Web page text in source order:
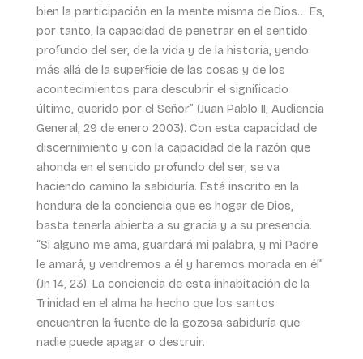
bien la participación en la mente misma de Dios… Es,
por tanto, la capacidad de penetrar en el sentido
profundo del ser, de la vida y de la historia, yendo
más allá de la superficie de las cosas y de los
acontecimientos para descubrir el significado
último, querido por el Señor” (Juan Pablo II, Audiencia
General, 29 de enero 2003). Con esta capacidad de
discernimiento y con la capacidad de la razón que
ahonda en el sentido profundo del ser, se va
haciendo camino la sabiduría. Está inscrito en la
hondura de la conciencia que es hogar de Dios,
basta tenerla abierta a su gracia y a su presencia.
“Si alguno me ama, guardará mi palabra, y mi Padre
le amará, y vendremos a él y haremos morada en él”
(Jn 14, 23). La conciencia de esta inhabitación de la
Trinidad en el alma ha hecho que los santos
encuentren la fuente de la gozosa sabiduría que
nadie puede apagar o destruir.